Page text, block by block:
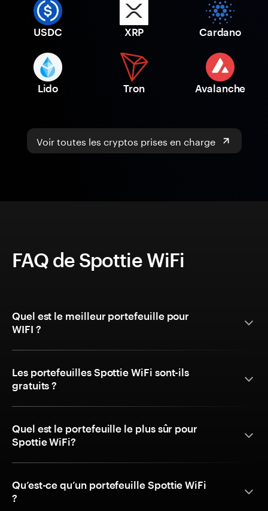
USDC XRP Cardano
Lido Tron Avalanche
Voir toutes les cryptos prises en charge
FAQ de Spottie WiFi
Quel est le meilleur portefeuille pour
WIFI ?
Les portefeuilles Spottie WiFi sont-ils
gratuits ?
Quel est le portefeuille le plus sûr pour
Spottie WiFi?
Qu’est-ce qu’un portefeuille Spottie WiFi
?